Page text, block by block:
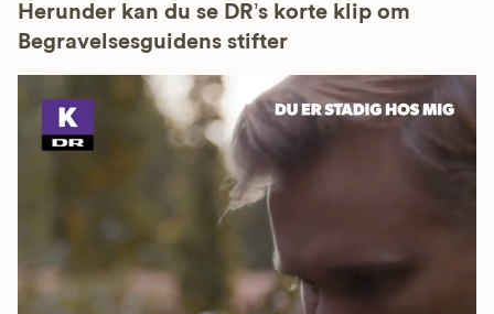
Herunder kan du se DR’s korte klip om
Begravelsesguidens stifter